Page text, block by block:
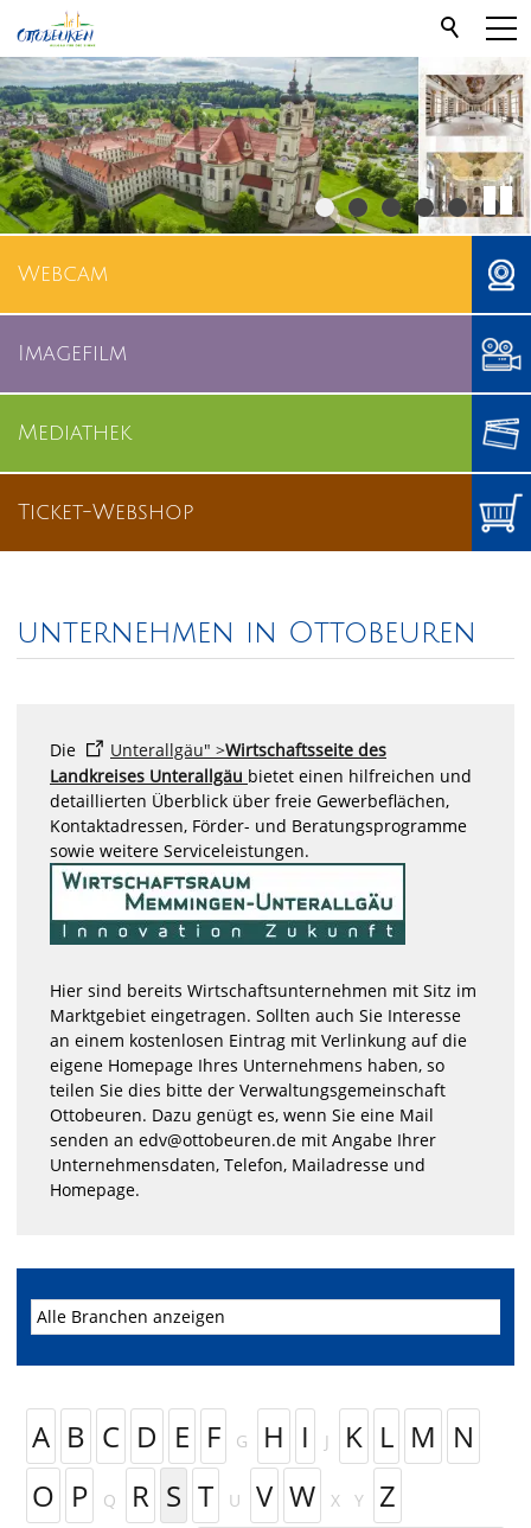
Webcam
Imagefilm
Mediathek
Ticket-Webshop
unternehmen in Ottobeuren
Die Unterallgäu" >Wirtschaftsseite des
Landkreises Unterallgäu bietet einen hilfreichen und
detaillierten Überblick über freie Gewerbeflächen,
Kontaktadressen, Förder- und Beratungsprogramme
sowie weitere Serviceleistungen.
Hier sind bereits Wirtschaftsunternehmen mit Sitz im
Marktgebiet eingetragen. Sollten auch Sie Interesse
an einem kostenlosen Eintrag mit Verlinkung auf die
eigene Homepage Ihres Unternehmens haben, so
teilen Sie dies bitte der Verwaltungsgemeinschaft
Ottobeuren. Dazu genügt es, wenn Sie eine Mail
senden an edv@ottobeuren.de mit Angabe Ihrer
Unternehmensdaten, Telefon, Mailadresse und
Homepage.
A B C D E F G H I J K L M N
O P Q R S T U V W X Y
Z